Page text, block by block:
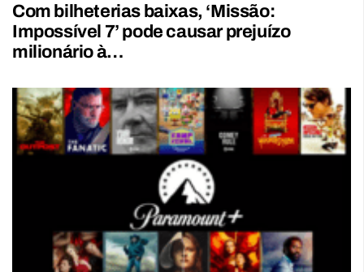
Com bilheterias baixas, ‘Missão:
Impossível 7’ pode causar prejuízo
milionário à…